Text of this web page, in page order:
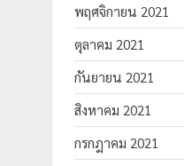
พฤศจิกายน 2021
ตุลาคม 2021
กันยายน 2021
สิงหาคม 2021
กรกฎาคม 2021